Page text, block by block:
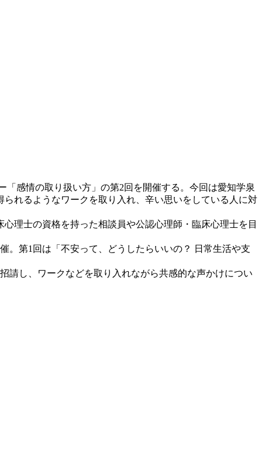
感情の取り扱い方」の第2回を開催する。今回は愛知学泉
れるようなワークを取り入れ、辛い思いをしている人に対
理士の資格を持った相談員や公認心理師・臨床心理士を目
第1回は「不安って、どうしたらいいの？ 日常生活や支
し、ワークなどを取り入れながら共感的な声かけについ